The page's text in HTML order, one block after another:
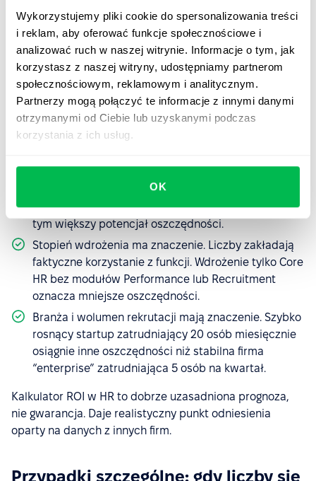
Wykorzystujemy pliki cookie do spersonalizowania treści
i reklam, aby oferować funkcje społecznościowe i
analizować ruch w naszej witrynie. Informacje o tym, jak
korzystasz z naszej witryny, udostępniamy partnerom
społecznościowym, reklamowym i analitycznym.
Partnerzy mogą połączyć te informacje z innymi danymi
otrzymanymi od Ciebie lub uzyskanymi podczas
korzystania z ich usług.
OK
zadania administracyjne pochłaniają nawet 57%
czasu specjalistów HR, abadania Deloitte
dotyczące wpływu automatyzacji HR potwierdzają
skalę tych strat.
Czego kalkulator nie powie?
Kilka ważnych ograniczeń, o których warto wiedzieć:
HR w organizacji. Im więcej procesów HR
prowadzonych jest w rozproszonych narzędziach,
tym większy potencjał oszczędności.
Stopień wdrożenia ma znaczenie. Liczby zakładają
faktyczne korzystanie z funkcji. Wdrożenie tylko Core
HR bez modułów Performance lub Recruitment
oznacza mniejsze oszczędności.
Branża i wolumen rekrutacji mają znaczenie. Szybko
rosnący startup zatrudniający 20 osób miesięcznie
osiągnie inne oszczędności niż stabilna firma
“enterprise” zatrudniająca 5 osób na kwartał.
Kalkulator ROI w HR to dobrze uzasadniona prognoza,
nie gwarancja. Daje realistyczny punkt odniesienia
oparty na danych z innych firm.
Przypadki szczególne: gdy liczby się